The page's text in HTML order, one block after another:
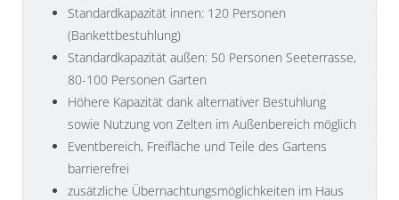
Standardkapazität innen: 120 Personen
(Bankettbestuhlung)
Standardkapazität außen: 50 Personen Seeterrasse,
80-100 Personen Garten
Höhere Kapazität dank alternativer Bestuhlung
sowie Nutzung von Zelten im Außenbereich möglich
Eventbereich, Freifläche und Teile des Gartens
barrierefrei
zusätzliche Übernachtungsmöglichkeiten im Haus